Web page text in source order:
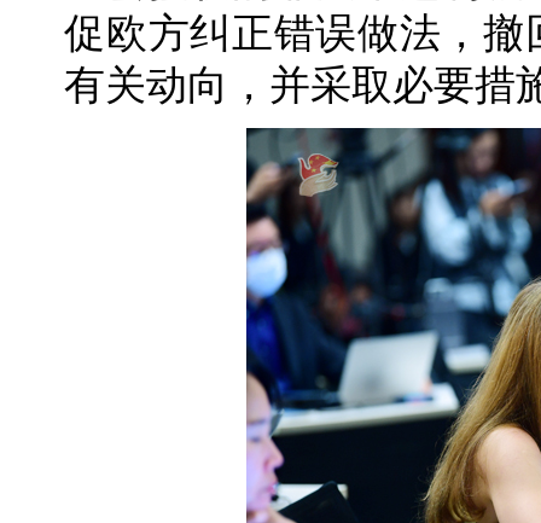
促欧方纠正错误做法，
有关动向，并采取必要措